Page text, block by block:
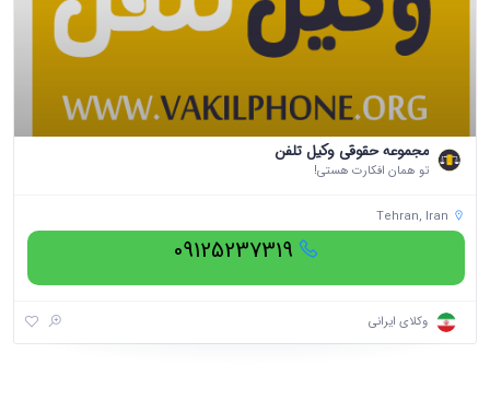
مجموعه حقوقی وکیل تلفن
تو همان افکارت هستی!
Tehran, Iran
09125237319
وکلای ایرانی